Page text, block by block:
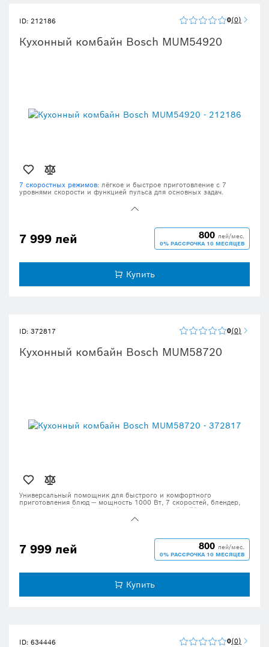
ID: 212186 0 0
Кухонный комбайн Bosch MUM54920
7 скоростных режимов: лёгкое и быстрое приготовление с 7
уровнями скорости и функцией пульса для основных задач.
удобное использование благодаря
автоматической парковке инструмента в задней части чаши.
: не беспокойтесь о мытье после приготовления —
7 999 лей 800 лей/мес.
0% РАССРОЧКА 10 МЕСЯЦЕВ
Купить
ID: 372817 0 0
Кухонный комбайн Bosch MUM58720
Универсальный помощник для быстрого и комфортного
приготовления блюд — мощность 1000 Вт, 7 скоростей, блендер,
измельчитель. Оригинальный товар, доставка 24–72 часа.
7 999 лей 800 лей/мес.
0% РАССРОЧКА 10 МЕСЯЦЕВ
Купить
ID: 634446 0 0